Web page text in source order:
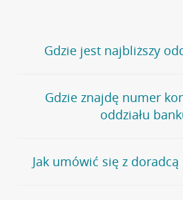
Gdzie jest najbliższy
Jeśli szukasz oddziału naszego
stronęPlacówki i bankomaty, na
wygodna wyszukiwarka.
oddziałów
Gdzie znajdę numer
oddziału
Bank Credit Agricole nie
telefonu do placówki bankowej.
Jak umówić się z